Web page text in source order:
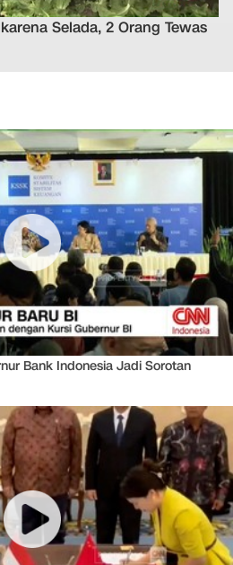
Selada, 2 Orang Tewas
Bank Indonesia Jadi Sorotan